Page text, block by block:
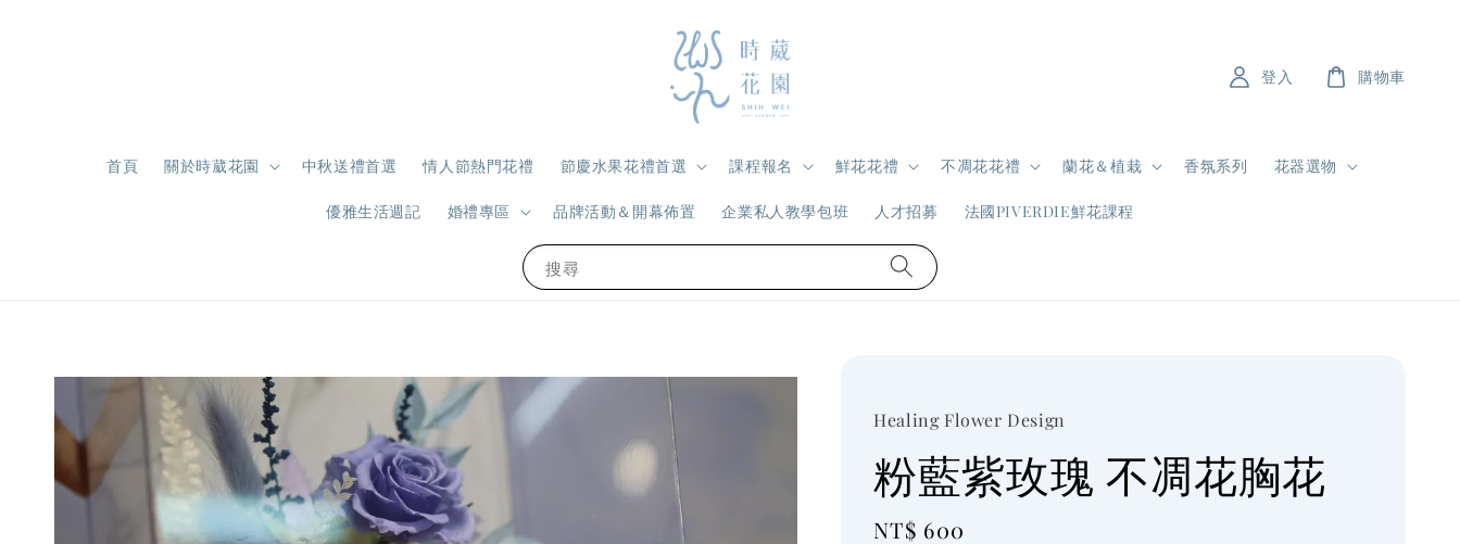
搜尋
首頁 關於時葳花園 中秋送禮首選 情人節熱門花禮 節慶水果花禮首選 課程報名 鮮花花禮 不凋花花禮 蘭花＆植栽 香氛系列 花器選物
優雅生活週記 婚禮專區 品牌活動＆開幕佈置 企業私人教學包班 人才招募 法國PIVERDIE鮮花課程
登入 購物車
Healing Flower Design
粉藍紫玫瑰 不凋花胸花
Regular
NT$ 600